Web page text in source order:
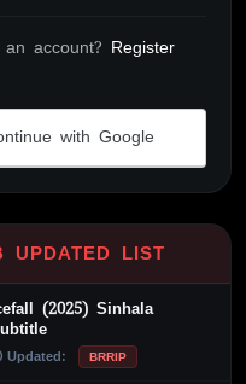
account? Register
with Google
UPDATED LIST
(2025) Sinhala
Updated: BRRIP